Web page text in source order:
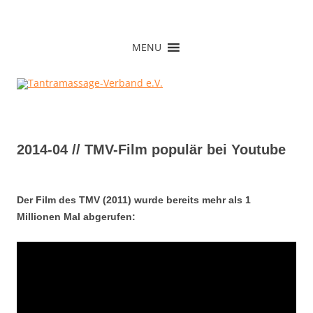
MENU
2014-04 // TMV-Film populär bei Youtube
Der Film des TMV (2011) wurde bereits mehr als 1
Millionen Mal abgerufen: